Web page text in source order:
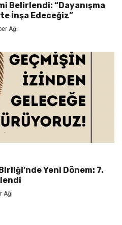
Belirlendi: “Dayanışma
İnşa Edeceğiz”
Ağı
Yeni Dönem: 7.
Ağı